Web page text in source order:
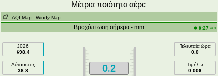
Μέτρια ποιότητα αέρα
AQI Map - Windy Map
Βροχόπτωση σήμερα - mm 8:27 am
2026
698.4
Αύγουστος
36.8
0.2
Τελευταία ώρα
0.0
Τιμή/ ω
0.000